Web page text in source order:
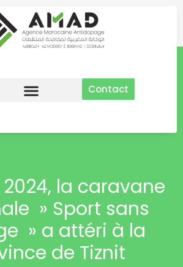
Contact
2024, la caravane
» Sport sans
» a attéri à la
de Tiznit